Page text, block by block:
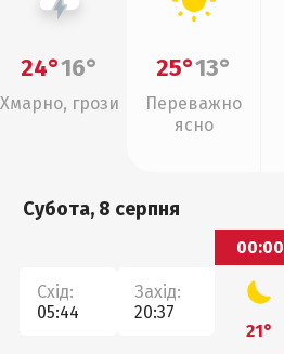
24°16°
Хмарно, грози
25°13°
Переважно
ясно
Субота, 8 серпня
Схід:
05:44
Захід:
20:37
00:00
21°